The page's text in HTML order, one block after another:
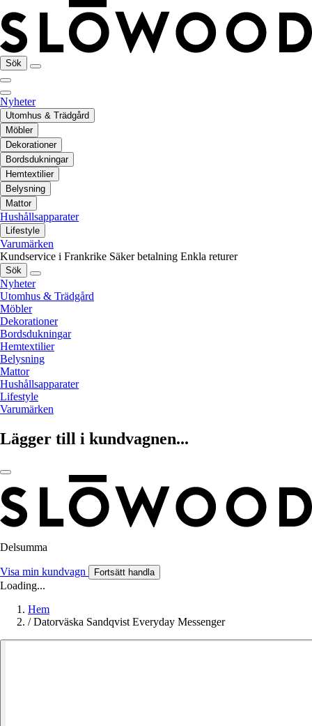
Sök
Nyheter
Utomhus & Trädgård
Möbler
Dekorationer
Bordsdukningar
Hemtextilier
Belysning
Mattor
Hushållsapparater
Lifestyle
Varumärken
Kundservice i Frankrike Säker betalning Enkla returer
Sök
Nyheter
Utomhus & Trädgård
Möbler
Dekorationer
Bordsdukningar
Hemtextilier
Belysning
Mattor
Hushållsapparater
Lifestyle
Varumärken
Lägger till i kundvagnen...
Delsumma
Visa min kundvagn Fortsätt handla
Loading...
Hem
/ Datorväska Sandqvist Everyday Messenger